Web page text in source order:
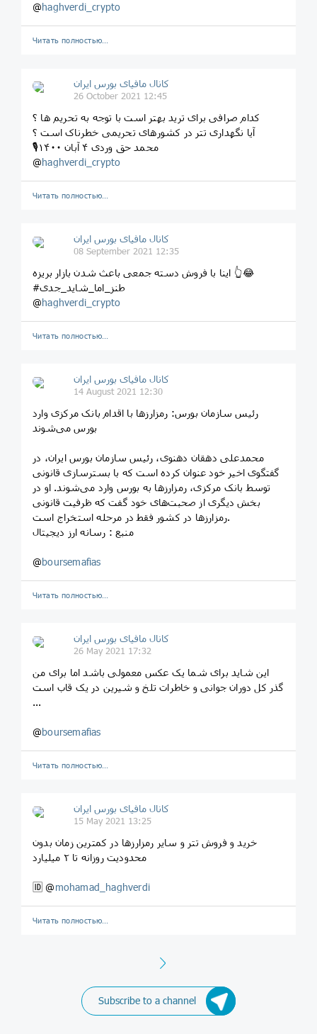
@haghverdi_crypto
Читать полностью…
کانال مافیای بورس ایران
26 October 2021 12:45
کدام صرافی برای ترید بهتر است با توجه به تحریم ها ؟
آیا نگهداری تتر در کشورهای تحریمی خطرناک است ؟
🎙محمد حق وردی ۴ آبان ۱۴۰۰
@haghverdi_crypto
Читать полностью…
کانال مافیای بورس ایران
08 September 2021 12:35
اینا با فروش دسته جمعی باعث شدن بازار بریزه 👆😂
#طنز_اما_شاید_جدی
@haghverdi_crypto
Читать полностью…
کانال مافیای بورس ایران
14 August 2021 12:30
رئیس سازمان بورس: رمزارزها با اقدام بانک مرکزی وارد
بورس می‌شوند
محمدعلی دهقان دهنوی، رئیس سازمان بورس ایران، در
گفتگوی اخیر خود عنوان کرده است که با بسترسازی قانونی
توسط بانک مرکزی، رمزارز‌ها به بورس وارد می‌شوند. او در
بخش دیگری از صحبت‌های خود گفت که ظرفیت قانونی
رمزارز‌ها در کشور فقط در مرحله استخراج است.
منبع : رسانه ارز دیجیتال
@boursemafias
Читать полностью…
کانال مافیای بورس ایران
26 May 2021 17:32
این شاید برای شما یک عکس معمولی باشد اما برای من
گذر کل دوران جوانی و خاطرات تلخ و شیرین در یک قاب است
...
@boursemafias
Читать полностью…
کانال مافیای بورس ایران
15 May 2021 13:25
خرید و فروش تتر و سایر رمزارزها در کمترین زمان بدون
محدودیت روزانه تا ۲ میلیارد
🆔 @mohamad_haghverdi
Читать полностью…
Next
Subscribe to a channel